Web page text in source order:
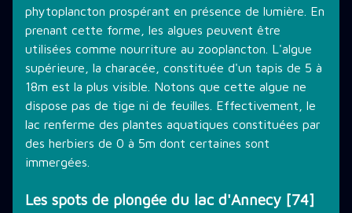
phytoplancton prospérant en présence de lumière. En
prenant cette forme, les algues peuvent être
utilisées comme nourriture au zooplancton. L'algue
supérieure, la characée, constituée d'un tapis de 5 à
18m est la plus visible. Notons que cette algue ne
dispose pas de tige ni de feuilles. Effectivement, le
lac renferme des plantes aquatiques constituées par
des herbiers de 0 à 5m dont certaines sont
immergées.
Les spots de plongée du lac d'Annecy [74]